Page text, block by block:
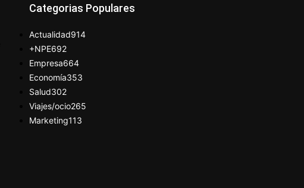
Categorias Populares
Actualidad914
+NPE692
Empresa664
Economía353
Salud302
Viajes/ocio265
Marketing113